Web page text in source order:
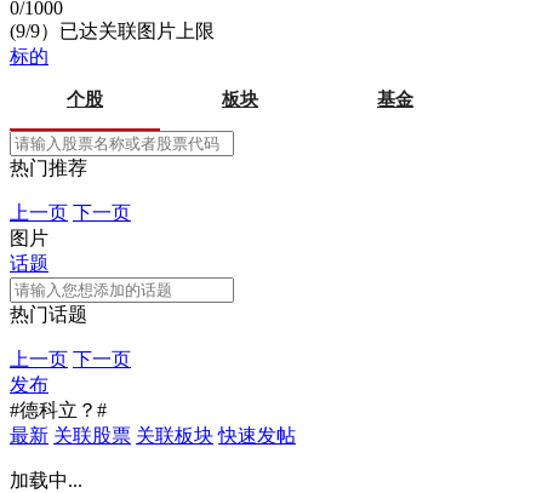
0/1000
(9/9）已达关联图片上限
标的
个股 板块 基金
热门推荐
上一页 下一页
图片
话题
热门话题
上一页 下一页
发布
#德科立？#
最新 关联股票 关联板块 快速发帖
加载中...